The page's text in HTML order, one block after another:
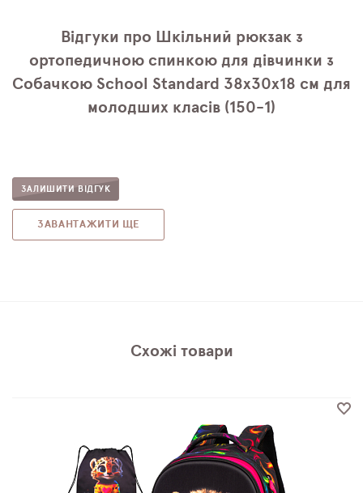
Відгуки про Шкільний рюкзак з
ортопедичною спинкою для дівчинки з
Собачкою School Standard 38х30х18 см для
молодших класів (150-1)
ЗАЛИШИТИ ВІДГУК
ЗАВАНТАЖИТИ ЩЕ
Схожі товари